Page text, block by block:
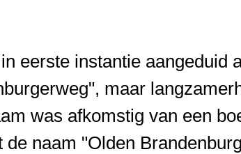
eerste instantie aangeduid
maar
was afkomstig van een
naam "Olden